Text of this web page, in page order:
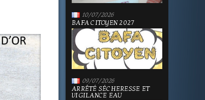
10/07/2026
BAFA CITOYEN 2027
09/07/2026
ARRÊTÉ SÉCHERESSE ET
VIGILANCE EAU